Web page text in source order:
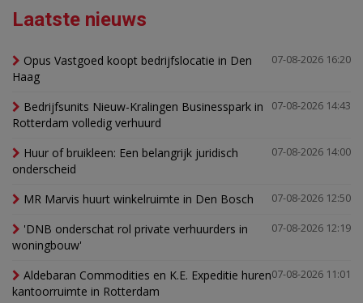
Laatste nieuws
07-08-2026 16:20
Opus Vastgoed koopt bedrijfslocatie in Den
Haag
07-08-2026 14:43
Bedrijfsunits Nieuw-Kralingen Businesspark in
Rotterdam volledig verhuurd
07-08-2026 14:00
Huur of bruikleen: Een belangrijk juridisch
onderscheid
07-08-2026 12:50
MR Marvis huurt winkelruimte in Den Bosch
07-08-2026 12:19
'DNB onderschat rol private verhuurders in
woningbouw'
07-08-2026 11:01
Aldebaran Commodities en K.E. Expeditie huren
kantoorruimte in Rotterdam